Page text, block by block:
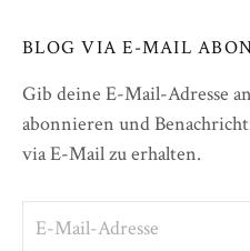
BLOG VIA E-MAIL
Gib deine E-Mail-Adresse
abonnieren und
via E-Mail zu erhalten.